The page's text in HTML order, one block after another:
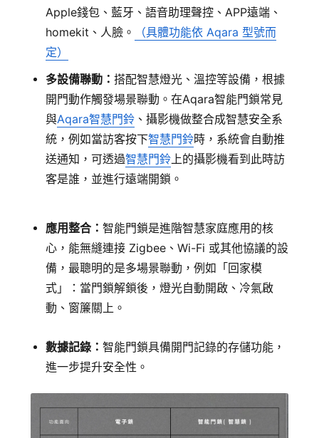
Apple錢包、藍牙、語音助理聲控、APP遠端、
homekit、人臉。
（具體功能依 Aqara 型號而
定）
多設備聯動： 搭配智慧燈光、溫控等設備，根據
開門動作觸發場景聯動。 在Aqara智能門鎖常見
與Aqara智慧門鈴、攝影機做整合成智慧安全系
統，例如當訪客按下智慧門鈴時，系統會自動推
送通知，可透過智慧門鈴上的攝影機看到此時訪
客是誰，並進行遠端開鎖。
應用整合： 智能門鎖是進階智慧家庭應用的核
心，能無縫連接 Zigbee、Wi-Fi 或其他協議的設
備，最聰明的是多場景聯動，例如「回家模
式」：當門鎖解鎖後，燈光自動開啟、冷氣啟
動、窗簾關上。
數據記錄： 智能門鎖具備開門記錄的存儲功能，
進一步提升安全性。